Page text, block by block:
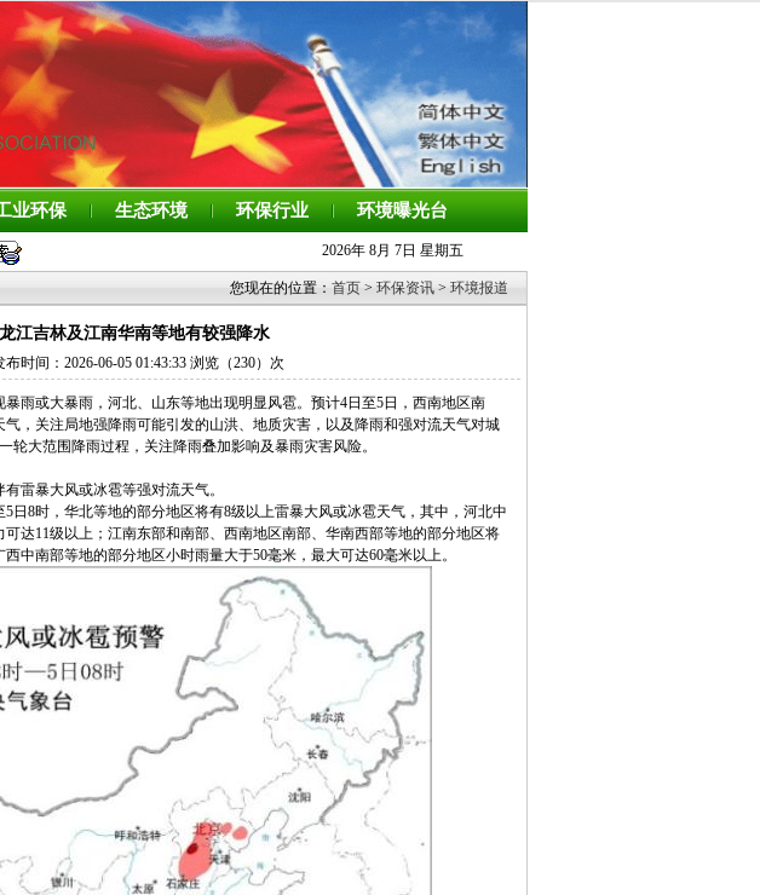
业环保 生态环境 环保行业 环境曝光台
2026年 8月 7日 星期五
您现在的位置： 首页 > 环保资讯 > 环境报道
江吉林及江南华南等地有较强降水
时间：2026-06-05 01:43:33 浏览（230）次
雨或大暴雨，河北、山东等地出现明显风雹。预计4日至5日，西南地区南
，关注局地强降雨可能引发的山洪、地质灾害，以及降雨和强对流天气对城
大范围降雨过程，关注降雨叠加影响及暴雨灾害风险。
雷暴大风或冰雹等强对流天气。
日8时，华北等地的部分地区将有8级以上雷暴大风或冰雹天气，其中，河北中
达11级以上；江南东部和南部、西南地区南部、华南西部等地的部分地区将
中南部等地的部分地区小时雨量大于50毫米，最大可达60毫米以上。